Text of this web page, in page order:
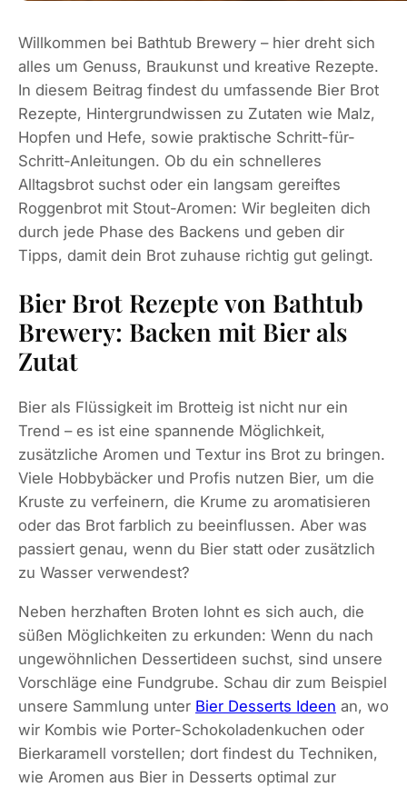
Willkommen bei Bathtub Brewery – hier dreht sich
alles um Genuss, Braukunst und kreative Rezepte.
In diesem Beitrag findest du umfassende Bier Brot
Rezepte, Hintergrundwissen zu Zutaten wie Malz,
Hopfen und Hefe, sowie praktische Schritt-für-
Schritt-Anleitungen. Ob du ein schnelleres
Alltagsbrot suchst oder ein langsam gereiftes
Roggenbrot mit Stout-Aromen: Wir begleiten dich
durch jede Phase des Backens und geben dir
Tipps, damit dein Brot zuhause richtig gut gelingt.
Bier Brot Rezepte von Bathtub
Brewery: Backen mit Bier als
Zutat
Bier als Flüssigkeit im Brotteig ist nicht nur ein
Trend – es ist eine spannende Möglichkeit,
zusätzliche Aromen und Textur ins Brot zu bringen.
Viele Hobbybäcker und Profis nutzen Bier, um die
Kruste zu verfeinern, die Krume zu aromatisieren
oder das Brot farblich zu beeinflussen. Aber was
passiert genau, wenn du Bier statt oder zusätzlich
zu Wasser verwendest?
Neben herzhaften Broten lohnt es sich auch, die
süßen Möglichkeiten zu erkunden: Wenn du nach
ungewöhnlichen Dessertideen suchst, sind unsere
Vorschläge eine Fundgrube. Schau dir zum Beispiel
unsere Sammlung unter Bier Desserts Ideen an, wo
wir Kombis wie Porter-Schokoladenkuchen oder
Bierkaramell vorstellen; dort findest du Techniken,
wie Aromen aus Bier in Desserts optimal zur